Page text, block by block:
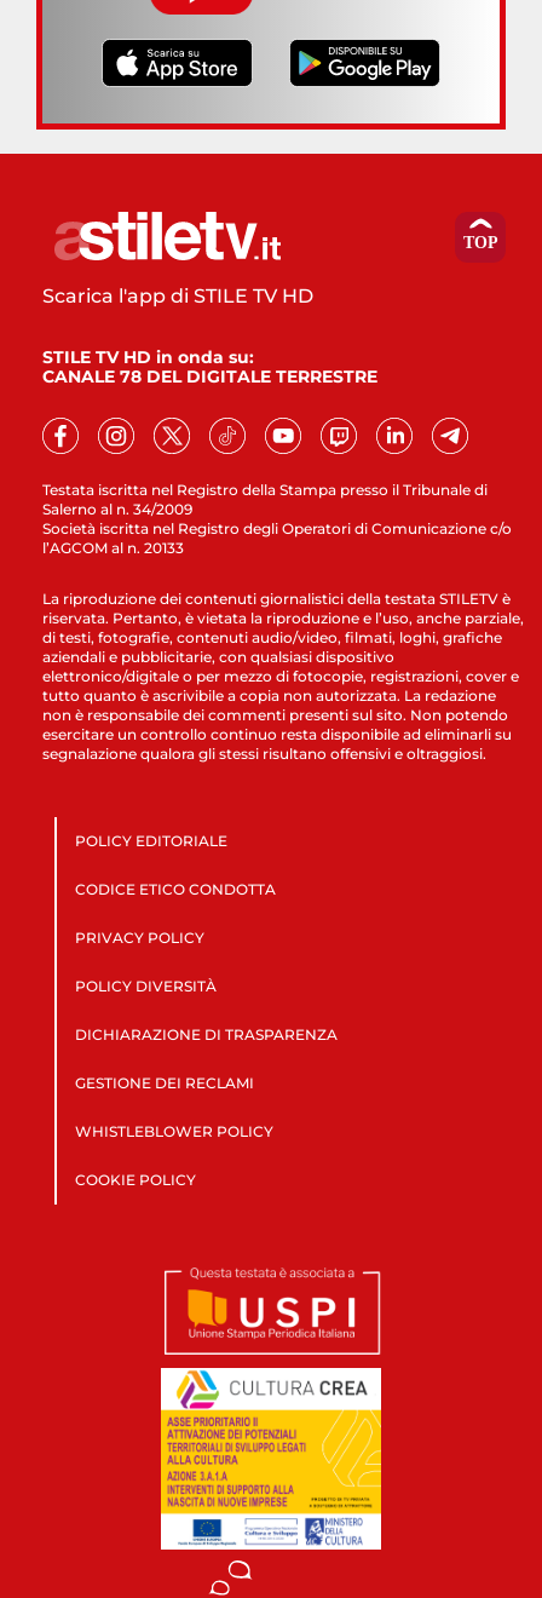
Testata iscritta nel Registro della Stampa presso il Tribunale di
Salerno al n. 34/2009
Società iscritta nel Registro degli Operatori di Comunicazione c/o
l’AGCOM al n. 20133
Scarica l'app di STILE TV HD
STILE TV HD in onda su:
CANALE 78 DEL DIGITALE TERRESTRE
La riproduzione dei contenuti giornalistici della testata STILETV è
riservata. Pertanto, è vietata la riproduzione e l’uso, anche parziale,
di testi, fotografie, contenuti audio/video, filmati, loghi, grafiche
aziendali e pubblicitarie, con qualsiasi dispositivo
elettronico/digitale o per mezzo di fotocopie, registrazioni, cover e
tutto quanto è ascrivibile a copia non autorizzata. La redazione
non è responsabile dei commenti presenti sul sito. Non potendo
esercitare un controllo continuo resta disponibile ad eliminarli su
segnalazione qualora gli stessi risultano offensivi e oltraggiosi.
POLICY EDITORIALE
CODICE ETICO CONDOTTA
PRIVACY POLICY
POLICY DIVERSITÀ
DICHIARAZIONE DI TRASPARENZA
GESTIONE DEI RECLAMI
WHISTLEBLOWER POLICY
COOKIE POLICY